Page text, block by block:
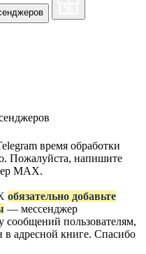
время обработки
Пожалуйста, напишите
МАХ.
обязательно добавьте
— мессенджер
сообщений пользователям,
в адресной книге. Спасибо